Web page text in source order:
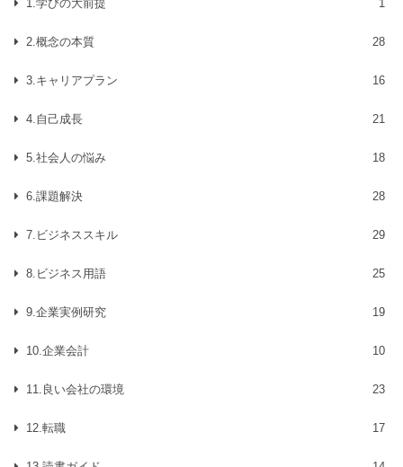
1.学びの大前提 1
2.概念の本質 28
3.キャリアプラン 16
4.自己成長 21
5.社会人の悩み 18
6.課題解決 28
7.ビジネススキル 29
8.ビジネス用語 25
9.企業実例研究 19
10.企業会計 10
11.良い会社の環境 23
12.転職 17